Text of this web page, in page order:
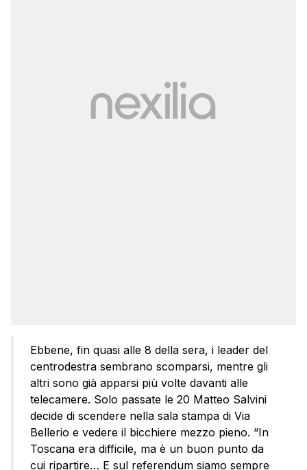
Ebbene, fin quasi alle 8 della sera, i leader del
centrodestra sembrano scomparsi, mentre gli
altri sono già apparsi più volte davanti alle
telecamere. Solo passate le 20 Matteo Salvini
decide di scendere nella sala stampa di Via
Bellerio e vedere il bicchiere mezzo pieno. “In
Toscana era difficile, ma è un buon punto da
cui ripartire… E sul referendum siamo sempre